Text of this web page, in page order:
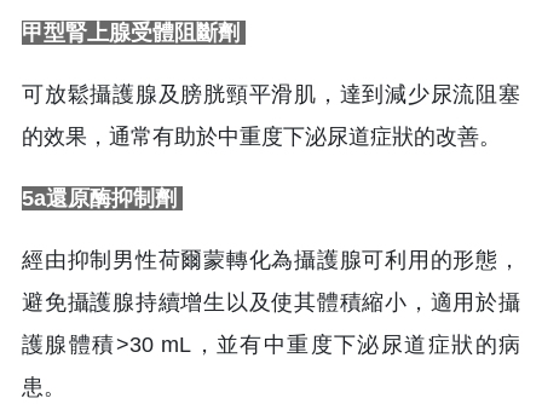
甲型腎上腺受體阻斷劑
可放鬆攝護腺及膀胱頸平滑肌，達到減少尿流阻塞
的效果，通常有助於中重度下泌尿道症狀的改善。
5a還原酶抑制劑
經由抑制男性荷爾蒙轉化為攝護腺可利用的形態，
避免攝護腺持續增生以及使其體積縮小，適用於攝
護腺體積>30 mL，並有中重度下泌尿道症狀的病
患。